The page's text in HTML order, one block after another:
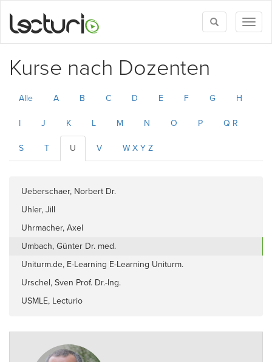
Toggle
search
Kurse nach Dozenten
Alle A B C D E F G H
I J K L M N O P Q R
S T U V W X Y Z
Ueberschaer, Norbert Dr.
Uhler, Jill
Uhrmacher, Axel
Umbach, Günter Dr. med.
Uniturm.de, E-Learning E-Learning Uniturm.
Urschel, Sven Prof. Dr.-Ing.
USMLE, Lecturio